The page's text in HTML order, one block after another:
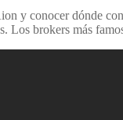
y conocer dónde
Los brokers más